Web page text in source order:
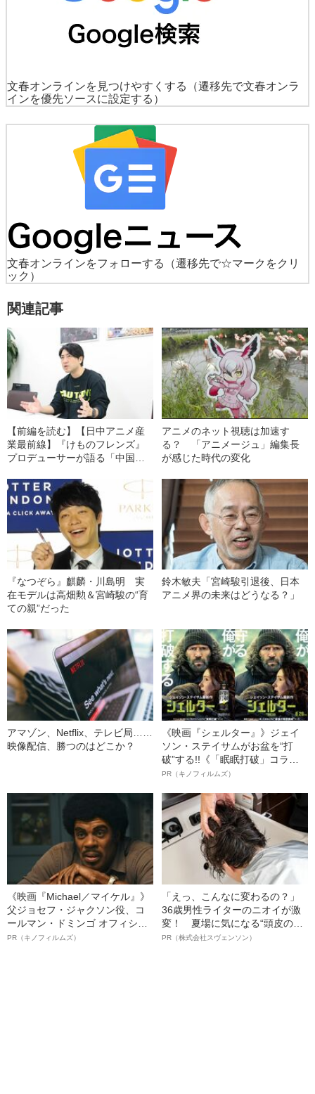
文春オンラインを見つけやすくする
（遷移先で文春オンラ
インを優先ソースに設定する）
文春オンラインをフォローする
（遷移先で☆マークをクリ
ック）
関連記事
【前編を読む】【日中アニメ産
業最前線】『けものフレンズ』
プロデューサーが語る「中国の
た」
アニメのネット視聴は加速す
る？ 「アニメージュ」編集長
が感じた時代の変化
『なつぞら』麒麟・川島明 実
在モデルは高畑勲＆宮崎駿の“育
ての親”だった
鈴木敏夫「宮崎駿引退後、日本
アニメ界の未来はどうなる？」
アマゾン、Netflix、テレビ局……
映像配信、勝つのはどこか？
《映画『シェルター』》ジェイ
ソン・ステイサムがお盆を“打
破”する!!《「眠眠打破」コラ
ボ》
PR（キノフィルムズ）
《映画『Michael／マイケル』》
父ジョセフ・ジャクソン役、コ
ールマン・ドミンゴ オフィシャ
ルインタビュー“観客を魅了した
PR（キノフィルムズ）
「えっ、こんなに変わるの？」
36歳男性ライターのニオイが激
変！ 夏場に気になる“頭皮のニ
オイ”や“ベタつき”を解消す
PR（株式会社スヴェンソン）